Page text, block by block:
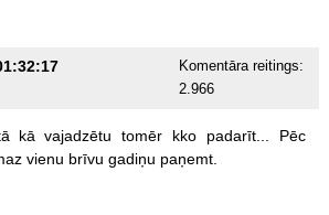
Komentāra reitings:
2.966
kā vajadzētu tomēr kko padarīt...
Pēc
vienu brīvu gadiņu paņemt.